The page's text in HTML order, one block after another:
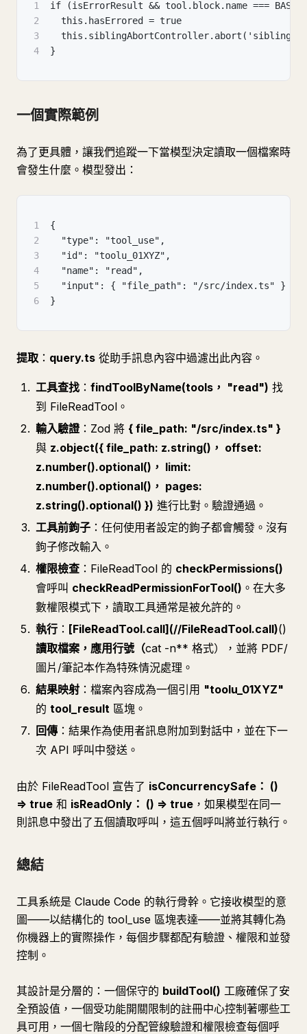
1
if (isErrorResult && tool.block.name ===
2
  this.hasErrored = true
3
4
}
一個實際範例
為了更具體，讓我們追蹤一下當模型決定讀取一個檔案時
會發生什麼。模型發出：
1
{
2
  "type": "tool_use",
3
  "id": "toolu_01XYZ",
4
  "name": "read",
5
  "input": { "file_path": "/src/index.ts" }
6
}
提取 ： query.ts 從助手訊息內容中過濾出此內容。
工具查找： findToolByName(tools， "read") 找
到 FileReadTool。
輸入驗證 ：Zod 將 { file_path: "/src/index.ts" }
與 z.object({ file_path: z.string()， offset:
z.number().optional()， limit:
z.number().optional()， pages:
z.string().optional() }) 進行比對。驗證通過。
工具前鉤子 ：任何使用者設定的鉤子都會觸發。沒有
鉤子修改輸入。
權限檢查 ：FileReadTool 的 checkPermissions()
會呼叫 checkReadPermissionForTool() 。在大多
數權限模式下，讀取工具通常是被允許的。
執行 ： [FileReadTool.call](//FileReadTool.call)()
讀取檔案，應用行號（cat -n** 格式），並將 PDF/
圖片/筆記本作為特殊情況處理。
結果映射 ：檔案內容成為一個引用 "toolu_01XYZ"
的 tool_result 區塊。
回傳 ：結果作為使用者訊息附加到對話中，並在下一
次 API 呼叫中發送。
由於 FileReadTool 宣告了 isConcurrencySafe： ()
=> true 和 isReadOnly： () => true ，如果模型在同一
則訊息中發出了五個讀取呼叫，這五個呼叫將並行執行。
總結
工具系統是 Claude Code 的執行骨幹。它接收模型的意
圖——以結構化的 tool_use 區塊表達——並將其轉化為
你機器上的實際操作，每個步驟都配有驗證、權限和並發
控制。
其設計是分層的：一個保守的 buildTool() 工廠確保了安
全預設值，一個受功能開關限制的註冊中心控制著哪些工
具可用，一個七階段的分配管線驗證和權限檢查每個呼